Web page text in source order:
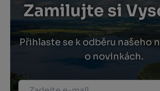
Zamilujte si
Přihlaste se k odběru našeho
o novinkách.